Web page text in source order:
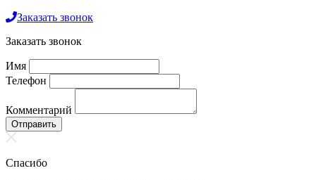
Заказать звонок
Заказать звонок
Имя
Телефон
Комментарий
Отправить
Спасибо